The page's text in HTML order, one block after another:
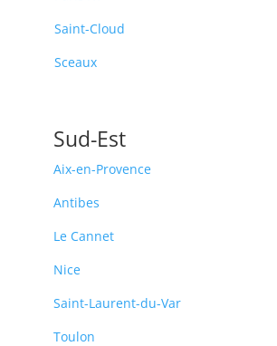
Saint-Cloud
Sceaux
Sud-Est
Aix-en-Provence
Antibes
Le Cannet
Nice
Saint-Laurent-du-Var
Toulon